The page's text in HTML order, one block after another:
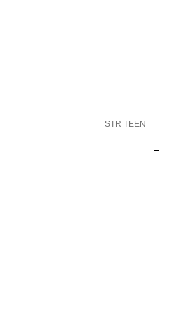
STR TEEN